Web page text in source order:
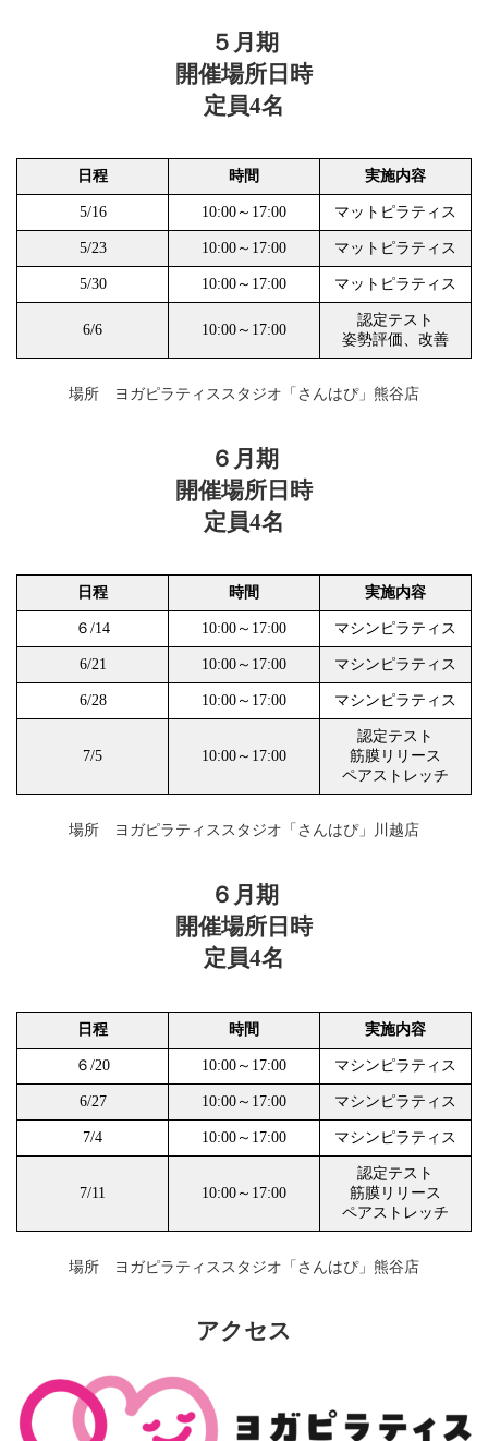
５月期
開催場所日時
定員4名
日程 時間 実施内容
5/16 10:00～17:00 マットピラティス
5/23 10:00～17:00 マットピラティス
5/30 10:00～17:00 マットピラティス
6/6 10:00～17:00
認定テスト
姿勢評価、改善
場所 ヨガピラティススタジオ「さんはぴ」熊谷店
６月期
開催場所日時
定員4名
日程 時間 実施内容
６/14 10:00～17:00 マシンピラティス
6/21 10:00～17:00 マシンピラティス
6/28 10:00～17:00 マシンピラティス
7/5 10:00～17:00
認定テスト
筋膜リリース
ペアストレッチ
場所 ヨガピラティススタジオ「さんはぴ」川越店
６月期
開催場所日時
定員4名
日程 時間 実施内容
６/20 10:00～17:00 マシンピラティス
6/27 10:00～17:00 マシンピラティス
7/4 10:00～17:00 マシンピラティス
7/11 10:00～17:00
認定テスト
筋膜リリース
ペアストレッチ
場所 ヨガピラティススタジオ「さんはぴ」熊谷店
アクセス